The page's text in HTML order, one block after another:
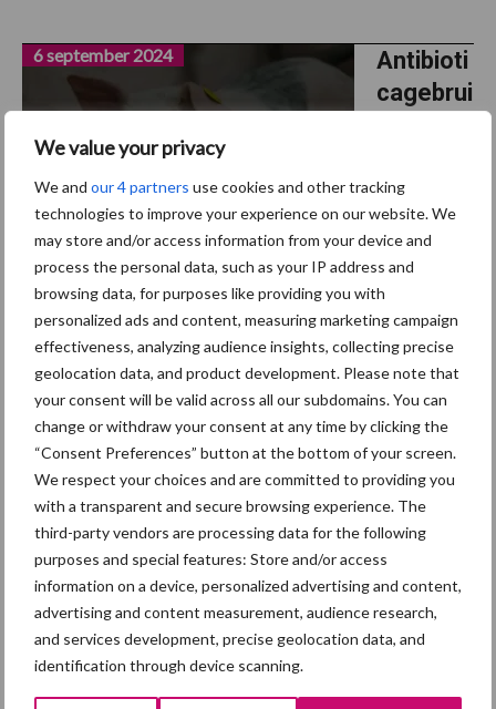
We value your privacy
We and our 4 partners use cookies and other tracking
technologies to improve your experience on our website. We
may store and/or access information from your device and
process the personal data, such as your IP address and
browsing data, for purposes like providing you with
personalized ads and content, measuring marketing campaign
effectiveness, analyzing audience insights, collecting precise
geolocation data, and product development. Please note that
your consent will be valid across all our subdomains. You can
change or withdraw your consent at any time by clicking the
“Consent Preferences” button at the bottom of your screen.
We respect your choices and are committed to providing you
with a transparent and secure browsing experience. The
third-party vendors are processing data for the following
purposes and special features: Store and/or access
information on a device, personalized advertising and content,
advertising and content measurement, audience research,
and services development, precise geolocation data, and
identification through device scanning.
Antibioti
cagebrui
stabiel
in 2023
6 september 2024
Een
vermindering in antibioticagebruik is belangrijk om de
verspreiding van resistente bacteriën een halt toe te roepen.
Het aantal resistente bacteriën neemt namelijk toe, terwijl
Verdien
modelle
n voor
klimaata
daptatie
in de
30 augustus 2024